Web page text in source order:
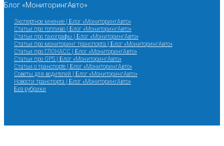
Блог «МониторингАвто»
Экспертное мнение | Блог «МониторингАвто»
Статьи про топливо | Блог «МониторингАвто»
Статьи про тахографы | Блог «МониторингАвто»
Статьи про мониторинг транспорта | Блог «МониторингАвто»
Статьи про ГЛОНАСС | Блог «МониторингАвто»
Статьи про GPS | Блог «МониторингАвто»
Статьи о транспорте | Блог «МониторингАвто»
Советы для водителей | Блог «МониторингАвто»
Новости транспорта | Блог «МониторингАвто»
Без рубрики